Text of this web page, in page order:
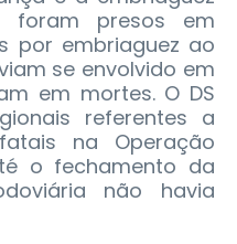
foram presos em
por embriaguez ao
se envolvido em
em mortes. O DS
referentes a
na Operação
o fechamento da
não havia